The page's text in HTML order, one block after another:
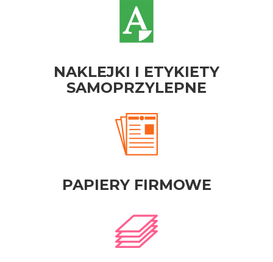
NAKLEJKI I ETYKIETY
SAMOPRZYLEPNE
PAPIERY FIRMOWE